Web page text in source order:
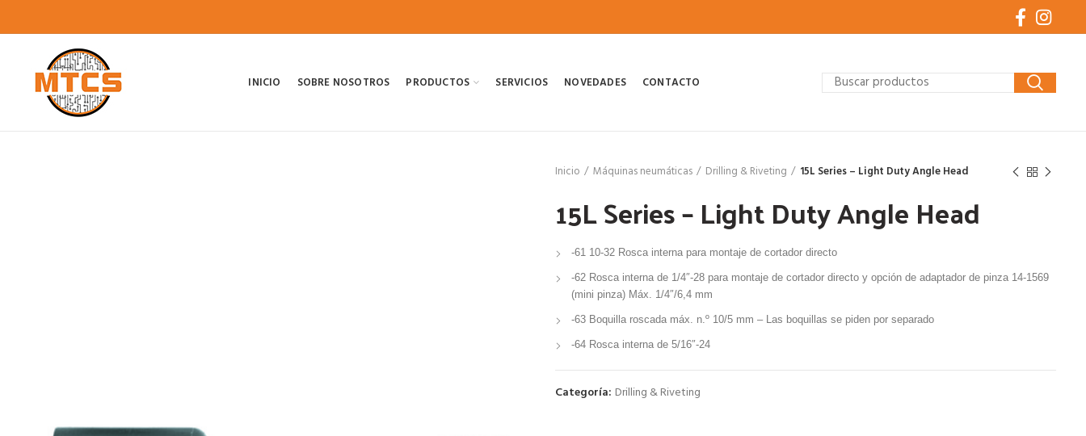
INICIO SOBRE NOSOTROS PRODUCTOS SERVICIOS NOVEDADES CONTACTO
Inicio Máquinas neumáticas Drilling & Riveting 15L Series – Light Duty Angle Head
15L Series – Light Duty Angle Head
-61 10-32 Rosca interna para montaje de cortador directo
-62 Rosca interna de 1/4″-28 para montaje de cortador directo y opción de adaptador de pinza 14-1569
(mini pinza) Máx. 1/4″/6,4 mm
-63 Boquilla roscada máx. n.º 10/5 mm – Las boquillas se piden por separado
-64 Rosca interna de 5/16″-24
Categoría: Drilling & Riveting